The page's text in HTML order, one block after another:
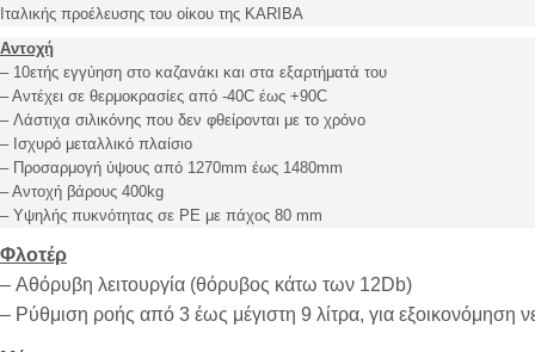
Ιταλικής προέλευσης του οίκου της KARIBA
Αντοχή
– 10ετής εγγύηση στο καζανάκι και στα εξαρτήματά του
– Αντέχει σε θερμοκρασίες από -40C έως +90C
– Λάστιχα σιλικόνης που δεν φθείρονται με το χρόνο
– Ισχυρό μεταλλικό πλαίσιο
– Προσαρμογή ύψους από 1270mm έως 1480mm
– Aντοχή βάρους 400kg
– Υψηλής πυκνότητας σε PE με πάχος 80 mm
Φλοτέρ
– Αθόρυβη λειτουργία (θόρυβος κάτω των 12Db)
– Ρύθμιση ροής από 3 έως μέγιστη 9 λίτρα, για εξοικονόμηση